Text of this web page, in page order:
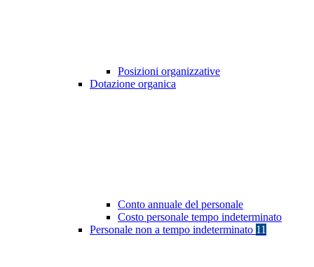
Posizioni organizzative
Dotazione organica
Conto annuale del personale
Costo personale tempo indeterminato
Personale non a tempo indeterminato 11